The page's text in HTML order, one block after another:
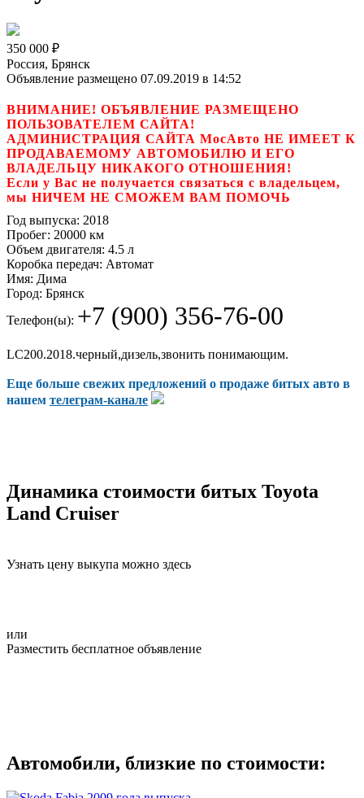
350 000 ₽
Россия, Брянск
Объявление размещено 07.09.2019 в 14:52
ВНИМАНИЕ! ОБЪЯВЛЕНИЕ РАЗМЕЩЕНО
ПОЛЬЗОВАТЕЛЕМ САЙТА!
АДМИНИСТРАЦИЯ САЙТА МосАвто НЕ ИМЕЕТ К
ПРОДАВАЕМОМУ АВТОМОБИЛЮ И ЕГО
ВЛАДЕЛЬЦУ НИКАКОГО ОТНОШЕНИЯ!
Если у Вас не получается связаться с владельцем,
мы НИЧЕМ НЕ СМОЖЕМ ВАМ ПОМОЧЬ
Год выпуска: 2018
Пробег: 20000 км
Объем двигателя: 4.5 л
Коробка передач: Автомат
Имя: Дима
Город: Брянск
Телефон(ы): +7 (900) 356-76-00
LC200.2018.черный,дизель,звонить понимающим.
Еще больше свежих предложений о продаже битых авто в
нашем телеграм-канале
Динамика стоимости битых Toyota
Land Cruiser
Узнать цену выкупа можно здесь
или
Разместить бесплатное объявление
Автомобили, близкие по стоимости: